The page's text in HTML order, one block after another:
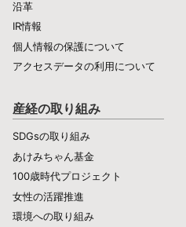
沿革
IR情報
個人情報の保護について
アクセスデータの利用について
産経の取り組み
SDGsの取り組み
あけみちゃん基金
100歳時代プロジェクト
女性の活躍推進
環境への取り組み